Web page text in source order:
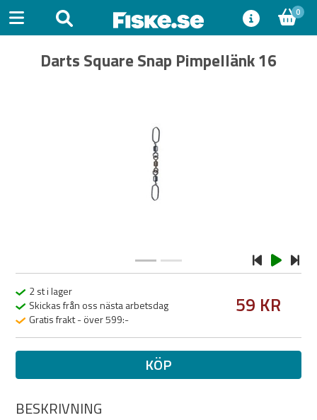
0
Darts Square Snap Pimpellänk 16
2 st i lager
Skickas från oss nästa arbetsdag
Gratis frakt - över 599:-
59 KR
KÖP
BESKRIVNING